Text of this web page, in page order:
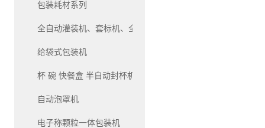
包装耗材系列
全自动灌装机、套标机、全自动生产线灌装机系列
给袋式包装机
杯 碗 快餐盒 半自动封杯机和自动封杯机
自动泡罩机
电子称颗粒一体包装机